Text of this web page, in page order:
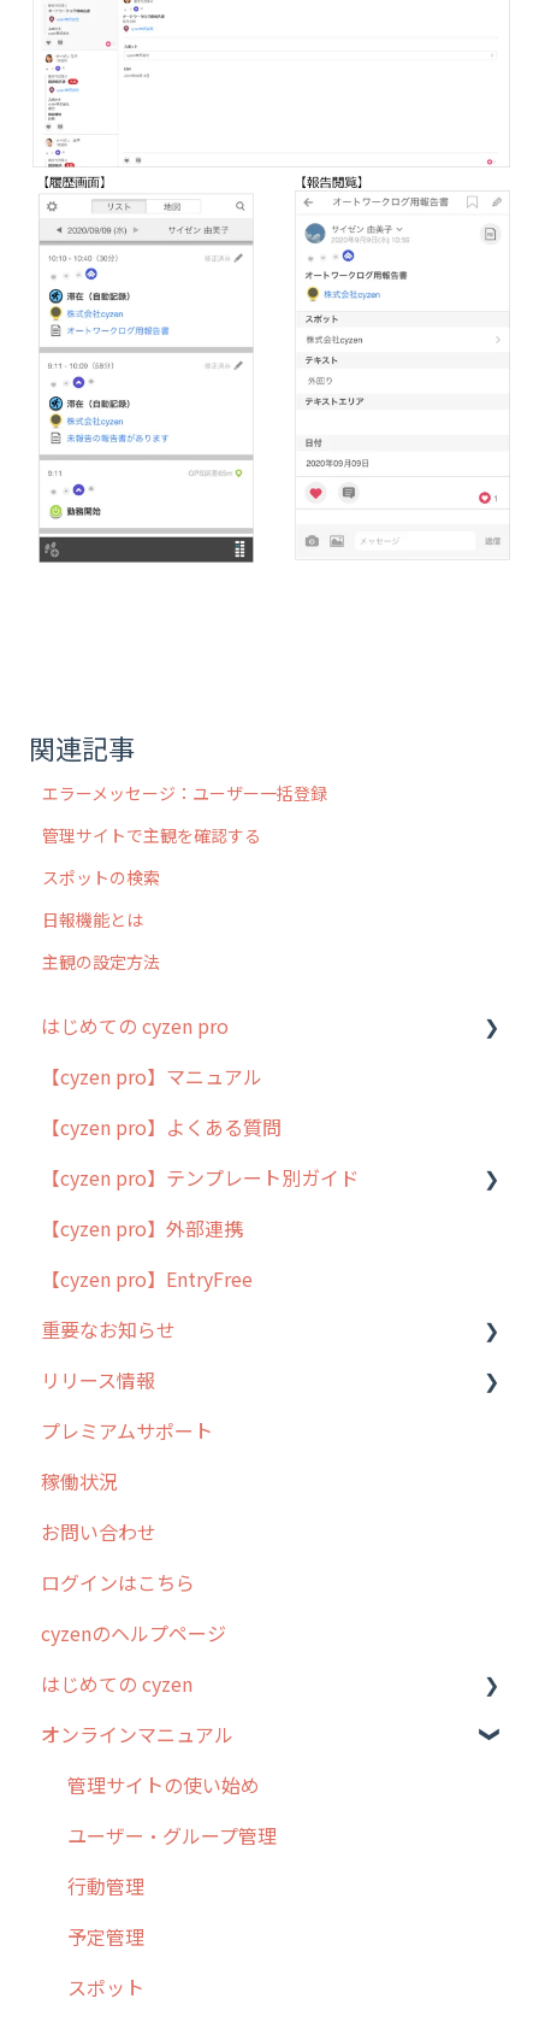
関連記事
エラーメッセージ：ユーザー一括登録
管理サイトで主観を確認する
スポットの検索
日報機能とは
主観の設定方法
はじめての cyzen pro
cyzen pro とは？
簡易マニュアル
cyzen proの位置情報取得について
用語集
よくある質問
【cyzen pro】マニュアル
【cyzen pro】よくある質問
【cyzen pro】テンプレート別ガイド
ポスティング
ラウンダー
メンテナンス
外廻り営業
清掃
不動産
【cyzen pro】外部連携
【cyzen pro】EntryFree
重要なお知らせ
過去の重要なお知らせ
障害情報
リリース情報
リリース
2026年のリリース情報
2025年のリリース情報
2024年のリリース情報
2023年のリリース情報
過去のリリース
2019年までのリリース情報
お客様の声を実現しました
プレミアムサポート
稼働状況
お問い合わせ
ログインはこちら
cyzenのヘルプページ
はじめての cyzen
0. はじめてのcyzenの使い方
1. cyzenについて知ろう
2. 主要機能の概要
3. cyzenの位置情報取得について
4. cyzen利用前の準備：システム管理者編
5. 基本的な使い方：システム管理者編
オンラインマニュアル
管理サイトの使い始め
ユーザー・グループ管理
行動管理
予定管理
スポット